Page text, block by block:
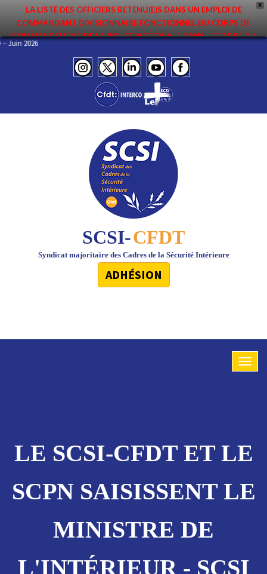
X
LA LISTE DES OFFICIERS RETENU(E)S DANS UN EMPLOI DE
COMMANDANT DIVISIONNAIRE FONCTIONNEL DU CORPS DE
COMMANDEMENT DE LA POLICE NATIONALE DANS LE CADRE DU
PREMIER MOUVEMENT 2026 A ÉTÉ DIFFUSÉE. ELLE EST DISPONIBLE EN
PAGES PROTÉGÉES DU SITE. FÉLICITATIONS AUX NOMMÉ(E)S !
– Juin 2026
SCSI-CFDT
Syndicat majoritaire des Cadres de la Sécurité Intérieure
ADHÉSION
LE SCSI-CFDT ET LE
SCPN SAISISSENT LE
MINISTRE DE
L'INTÉRIEUR - SCSI